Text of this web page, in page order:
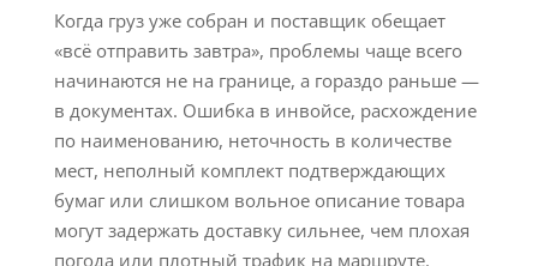
Когда груз уже собран и поставщик обещает
«всё отправить завтра», проблемы чаще всего
начинаются не на границе, а гораздо раньше —
в документах. Ошибка в инвойсе, расхождение
по наименованию, неточность в количестве
мест, неполный комплект подтверждающих
бумаг или слишком вольное описание товара
могут задержать доставку сильнее, чем плохая
погода или плотный трафик на маршруте.